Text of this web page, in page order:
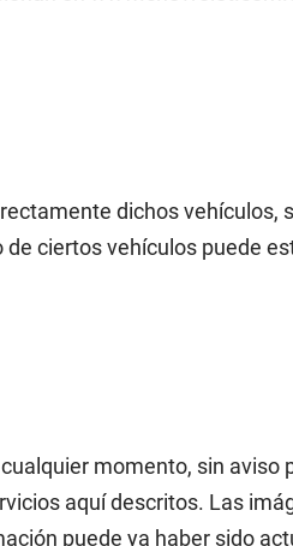
dichos vehículos,
ciertos vehículos puede
momento, sin aviso
aquí descritos. Las
puede ya haber sido